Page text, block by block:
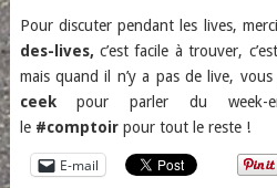
Pour discuter pendant les lives,
des-lives, c’est facile à trouver,
mais quand il n’y a pas de live,
ceekpour parler du
le #comptoir pour tout le reste !
E-mail